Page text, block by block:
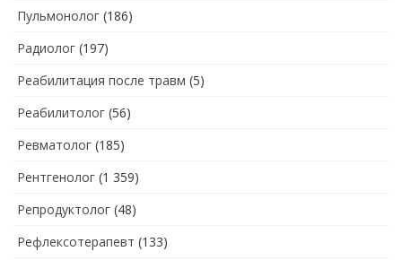
Пульмонолог (186)
Радиолог (197)
Реабилитация после травм (5)
Реабилитолог (56)
Ревматолог (185)
Рентгенолог (1 359)
Репродуктолог (48)
Рефлексотерапевт (133)